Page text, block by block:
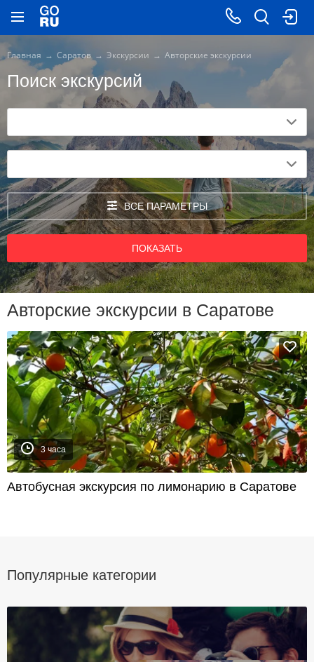
Главная Саратов Экскурсии Авторские экскурсии
Поиск экскурсий
ВСЕ ПАРАМЕТРЫ
ПОКАЗАТЬ
Авторские экскурсии в Саратове
3 часа
Автобусная экскурсия по лимонарию в Саратове
Популярные категории